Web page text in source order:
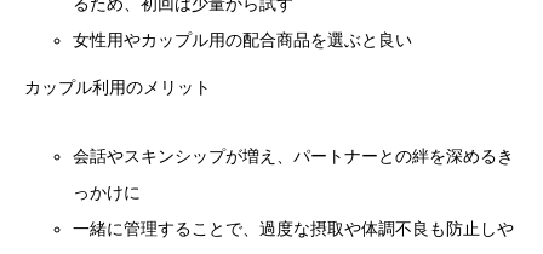
女性用やカップル用の配合商品を選ぶと良い
カップル利用のメリット
会話やスキンシップが増え、パートナーとの絆を深めるき
っかけに
一緒に管理することで、過度な摂取や体調不良も防止しや